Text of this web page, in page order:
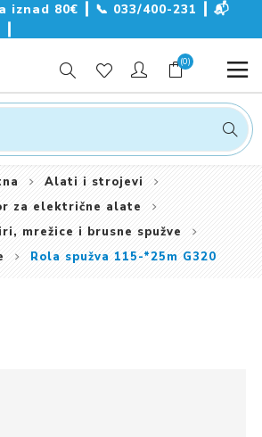
iznad 80€ ┃ 📞 033/400-231
📬
(0)
Alati i strojevi
za električne alate
mrežice i brusne spužve
Rola spužva 115-*25m G320